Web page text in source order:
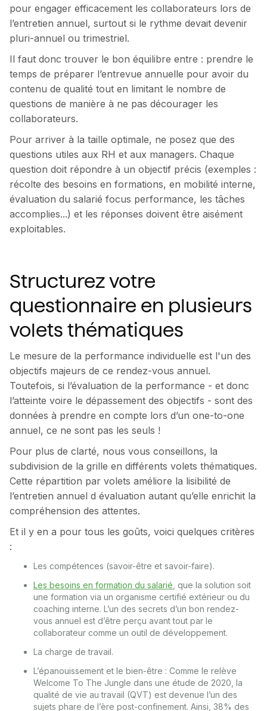
pour engager efficacement les collaborateurs lors de
l’entretien annuel, surtout si le rythme devait devenir
pluri-annuel ou trimestriel.
Il faut donc trouver le bon équilibre entre : prendre le
temps de préparer l’entrevue annuelle pour avoir du
contenu de qualité tout en limitant le nombre de
questions de manière à ne pas décourager les
collaborateurs.
Pour arriver à la taille optimale, ne posez que des
questions utiles aux RH et aux managers. Chaque
question doit répondre à un objectif précis (exemples :
récolte des besoins en formations, en mobilité interne,
évaluation du salarié focus performance, les tâches
accomplies...) et les réponses doivent être aisément
exploitables.
Structurez votre
questionnaire en plusieurs
volets thématiques
Le mesure de la performance individuelle est l'un des
objectifs majeurs de ce rendez-vous annuel.
Toutefois, si l’évaluation de la performance - et donc
l’atteinte voire le dépassement des objectifs - sont des
données à prendre en compte lors d’un one-to-one
annuel, ce ne sont pas les seuls !
Pour plus de clarté, nous vous conseillons, la
subdivision de la grille en différents volets thématiques.
Cette répartition par volets améliore la lisibilité de
l’entretien annuel d évaluation autant qu’elle enrichit la
compréhension des attentes.
Et il y en a pour tous les goûts, voici quelques critères
:
Les compétences (savoir-être et savoir-faire).
Les besoins en formation du salarié , que la solution soit
une formation via un organisme certifié extérieur ou du
coaching interne. L’un des secrets d’un bon rendez-
vous annuel est d’être perçu avant tout par le
collaborateur comme un outil de développement.
La charge de travail.
L’épanouissement et le bien-être : Comme le relève
Welcome To The Jungle dans une étude de 2020, la
qualité de vie au travail (QVT) est devenue l’un des
sujets phare de l’ère post-confinement. Ainsi, 38% des